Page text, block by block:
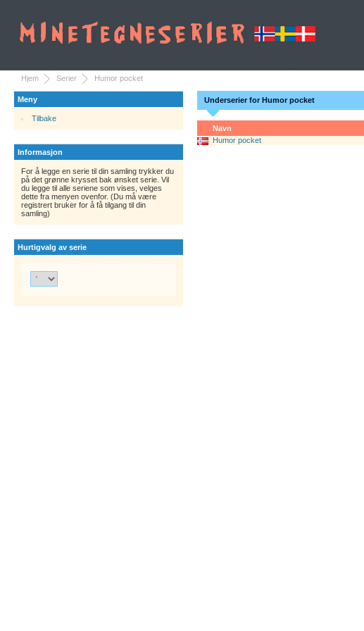
Hjem Serier Humor pocket
Meny
Tilbake
Informasjon
For å legge en serie til din samling trykker du
på det grønne krysset bak ønsket serie. Vil
du legge til alle seriene som vises, velges
dette fra menyen ovenfor. (Du må være
registrert bruker for å få tilgang til din
samling)
Hurtigvalg av serie
Underserier for Humor pocket
Navn
Humor pocket